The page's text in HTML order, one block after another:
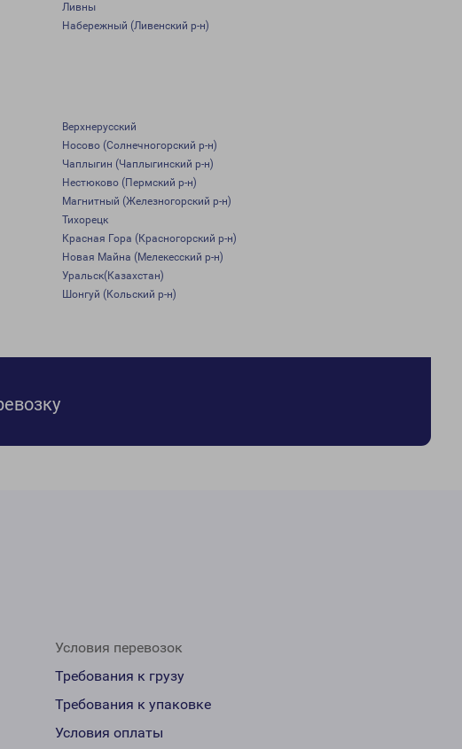
Ливны
Набережный (Ливенский р-н)
Верхнерусский
Носово (Солнечногорский р-н)
Чаплыгин (Чаплыгинский р-н)
Нестюково (Пермский р-н)
Магнитный (Железногорский р-н)
Тихорецк
Красная Гора (Красногорский р-н)
Новая Майна (Мелекесский р-н)
Уральск(Казахстан)
Шонгуй (Кольский р-н)
Условия перевозок
Требования к грузу
Требования к упаковке
Условия оплаты